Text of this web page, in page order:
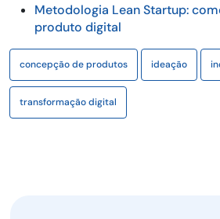
Metodologia Lean Startup:
produto digital
concepção de produtos ideação
transformação digital